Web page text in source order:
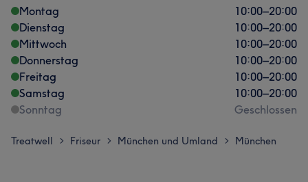
Montag
10:00–20:00
Dienstag
10:00–20:00
Mittwoch
10:00–20:00
Donnerstag
10:00–20:00
Freitag
10:00–20:00
Samstag
10:00–20:00
Sonntag
Geschlossen
Treatwell > Friseur > München und Umland > München